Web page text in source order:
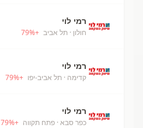
רמי לוי
חולון · תל אביב +
79%
רמי לוי
קדימה · תל אביב-יפו +
79%
רמי לוי
כפר סבא · פתח תקווה +
79%